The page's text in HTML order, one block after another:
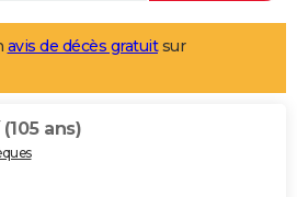
avis de décès gratuitsur
(105 ans)